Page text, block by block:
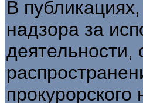
В
надзора за